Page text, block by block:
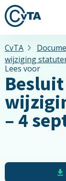
CvTA
wijziging
Lees voor
– 4